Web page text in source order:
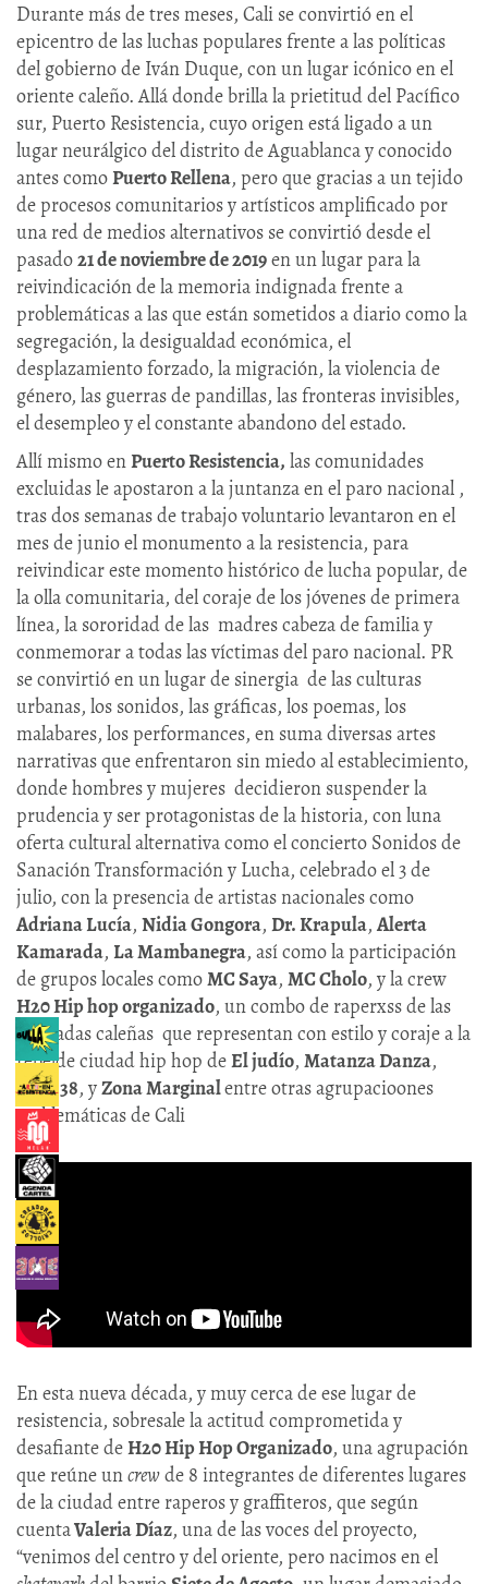
Durante más de tres meses, Cali se convirtió en el
epicentro de las luchas populares frente a las políticas
del gobierno de Iván Duque, con un lugar icónico en el
oriente caleño. Allá donde brilla la prietitud del Pacífico
sur, Puerto Resistencia, cuyo origen está ligado a un
lugar neurálgico del distrito de Aguablanca y conocido
antes comoPuerto Rellena, pero que gracias a un tejido
de procesos comunitarios y artísticos amplificado por
una red de medios alternativos se convirtió desde el
pasado21 de noviembre de 2019en un lugar para la
reivindicación de la memoria indignada frente a
problemáticas a las que están sometidos a diario como la
segregación, la desigualdad económica, el
desplazamiento forzado, la migración, la violencia de
género, las guerras de pandillas, las fronteras invisibles,
el desempleo y el constante abandono del estado.
Allí mismo enPuerto Resistencia, las comunidades
excluidas le apostaron a la juntanza en el paro nacional ,
tras dos semanas de trabajo voluntario levantaron en el
mes de junio el monumento a la resistencia, para
reivindicar este momento histórico de lucha popular, de
la olla comunitaria, del coraje de los jóvenes de primera
línea, la sororidad de las madres cabeza de familia y
conmemorar a todas las víctimas del paro nacional. PR
se convirtió en un lugar de sinergia de las culturas
urbanas, los sonidos, las gráficas, los poemas, los
malabares, los performances, en suma diversas artes
narrativas que enfrentaron sin miedo al establecimiento,
donde hombres y mujeres decidieron suspender la
prudencia y ser protagonistas de la historia, con luna
oferta cultural alternativa como el concierto Sonidos de
Sanación Transformación y Lucha, celebrado el 3 de
julio, con la presencia de artistas nacionales como
Adriana Lucía, Nidia Gongora, Dr. Krapula, Alerta
Kamarada, La Mambanegra, así como la participación
de grupos locales comoMC Saya, MC Cholo, y la crew
H20 Hip hop organizado, un combo de raperxss de las
barriadas caleñas que representan con estilo y coraje a la
rebelde ciudad hip hop deEl judío, Matanza Danza,
Asilo 38, yZona Marginalentre otras agrupacioones
emblemáticas de Cali
En esta nueva década, y muy cerca de ese lugar de
resistencia, sobresale la actitud comprometida y
desafiante deH20 Hip Hop Organizado, una agrupación
que reúne uncrewde 8 integrantes de diferentes lugares
de la ciudad entre raperos y graffiteros, que según
cuentaValeria Díaz, una de las voces del proyecto,
“venimos del centro y del oriente, pero nacimos en el